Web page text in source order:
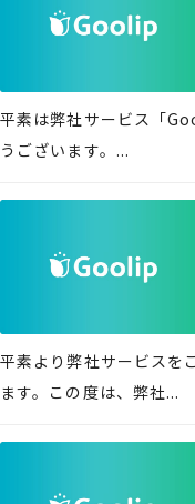
平素は弊社サービス「
うございます。...
平素より弊社サービスを
ます。この度は、弊社...